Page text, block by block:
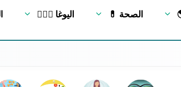
🧘🏻‍♂️ اليوغا 💊 الصحة